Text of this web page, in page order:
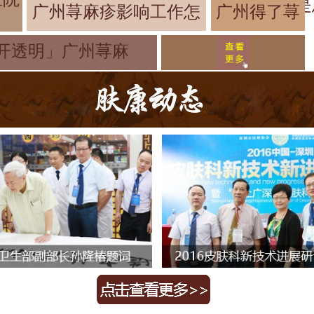
广州荨麻疹影响工作怎
广州得了荨
麻疹怎么做
透明」广州荨麻